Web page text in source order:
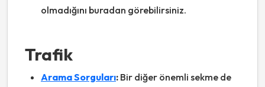
olmadığını buradan görebilirsiniz.
Trafik
Arama Sorguları: Bir diğer önemli sekme de